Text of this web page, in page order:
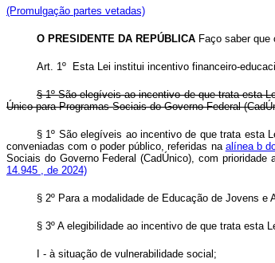
(Promulgação partes vetadas)
O PRESIDENTE DA REPÚBLICAFaço saber que
Art. 1º Esta Lei institui incentivo financeiro-
§ 1º São elegíveis ao incentivo de que trata esta
Único para Programas Sociais do Governo Federal
§ 1º São elegíveis ao incentivo de que trata esta
conveniadas com o poder público, referidas na alínea b
Sociais do Governo Federal (CadÚnico), com prioridade
14.945 , de 2024)
§ 2º Para a modalidade de Educação de Jovens
§ 3º A elegibilidade ao incentivo de que trata esta
I - à situação de vulnerabilidade social;